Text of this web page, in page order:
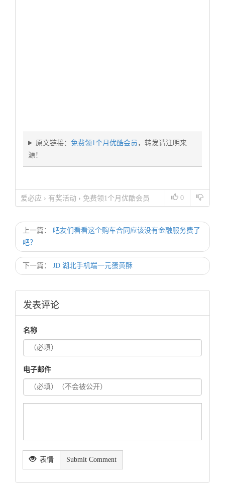
原文链接： 免费领1个月优酷会员 ，转发请注明来
源！
0
爱必应 › 有奖活动 › 免费领1个月优酷会员
上一篇：
吧友们看看这个购车合同应该没有金融服务费了
吧？
下一篇： JD 湖北手机端一元蛋黄酥
发表评论
名称
电子邮件
表情 Submit Comment